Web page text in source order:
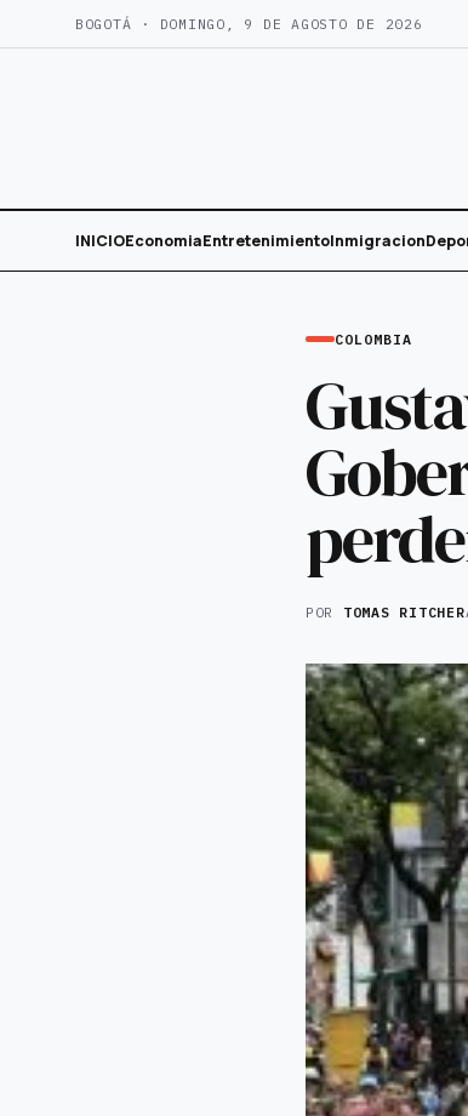
al
BOGOTÁ · DOMINGO, 9 DE AGOSTO DE 2026
INICIOEconomiaEntretenimientoInmigracion
COLOMBIA
POR TOMAS RITCHER